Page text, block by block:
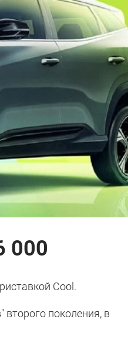
000
Cool.
второго поколения, в